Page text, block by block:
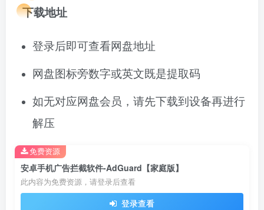
下载地址
登录后即可查看网盘地址
网盘图标旁数字或英文既是提取码
如无对应网盘会员，请先下载到设备再进行
解压
安卓手机广告拦截软件-AdGuard【家庭版】
此内容为免费资源，请登录后查看
登录查看
免费资源